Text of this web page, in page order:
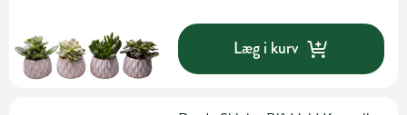
Læg i kurv